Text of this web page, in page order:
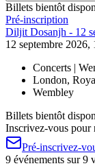
Billets bientôt
Pré-inscription
Diljit Dosanjh - 12
12 septembre 2026,
Concerts |
London,
Wembley
Billets bientôt
Inscrivez-vous pour
Pré-inscrivez-
9 événements sur 9